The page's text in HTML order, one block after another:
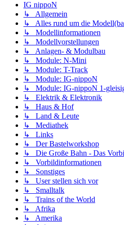
IG nippoN
↳ Allgemein
↳ Alles rund um die
↳ Modellinformationen
↳ Modellvorstellungen
↳ Anlagen- & Modulbau
↳ Module: N-Mini
↳ Module: T-Track
↳ Module: IG-nippoN
↳ Module: IG-nippoN 1-
↳ Elektrik & Elektronik
↳ Haus & Hof
↳ Land & Leute
↳ Mediathek
↳ Links
↳ Der Bastelworkshop
↳ Die Große Bahn - Das
↳ Vorbildinformationen
↳ Sonstiges
↳ User stellen sich vor
↳ Smalltalk
↳ Trains of the World
↳ Afrika
↳ Amerika